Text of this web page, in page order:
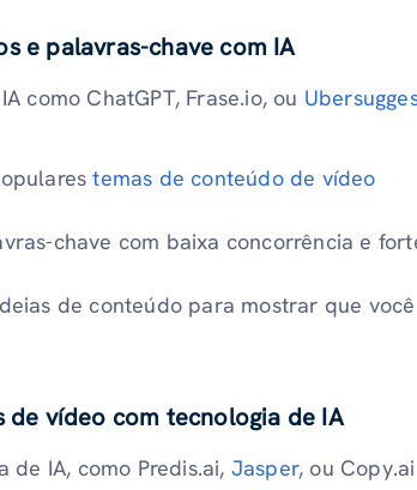
e palavras-chave com IA
como ChatGPT, Frase.io, ou
temas de conteúdo de vídeo
chave com baixa concorrência e
de conteúdo para mostrar que
de vídeo com tecnologia de IA
de IA, como Predis.ai, Jasper, ou